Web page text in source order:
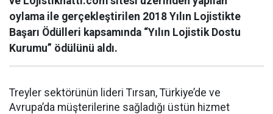
oylama ile gerçekleştirilen 2018 Yılın Lojistikte
Başarı Ödülleri kapsamında “Yılın Lojistik Dostu
Kurumu” ödülünü aldı.
Treyler sektörünün lideri Tırsan, Türkiye’de ve
Avrupa’da müşterilerine sağladığı üstün hizmet